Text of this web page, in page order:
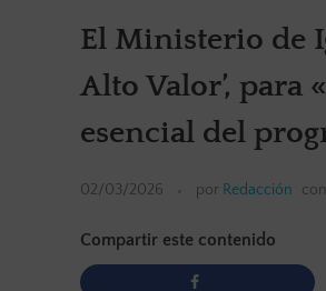
El Ministerio de
Alto Valor’,
esencial del
02/03/2026 por Redacción con
Compartir este contenido